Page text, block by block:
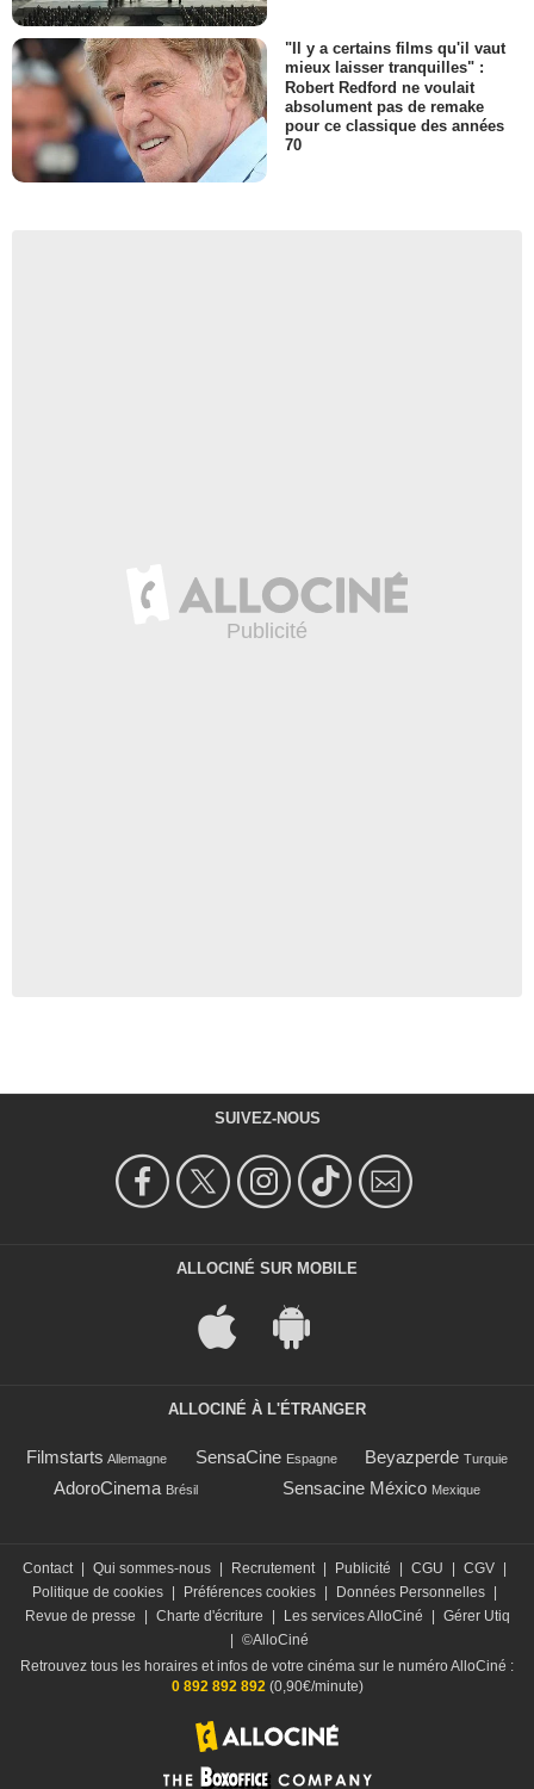
"Il y a certains films qu'il vaut
mieux laisser tranquilles" :
Robert Redford ne voulait
absolument pas de remake
pour ce classique des années
70
SUIVEZ-NOUS
ALLOCINÉ SUR MOBILE
ALLOCINÉ À L'ÉTRANGER
Filmstarts Allemagne SensaCine Espagne Beyazperde Turquie
AdoroCinema Brésil Sensacine México Mexique
Contact | Qui sommes-nous | Recrutement | Publicité | CGU | CGV |
Politique de cookies | Préférences cookies | Données Personnelles |
Revue de presse
| Charte d'écriture | Les services AlloCiné | Gérer Utiq
| ©AlloCiné
Retrouvez tous les horaires et infos de votre cinéma sur le numéro AlloCiné :
0 892 892 892 (0,90€/minute)